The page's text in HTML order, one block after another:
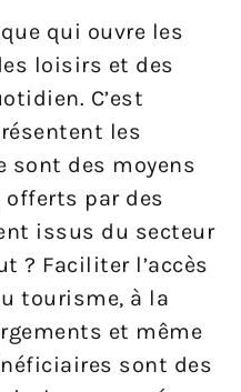
qui ouvre les
loisirs et des
C’est
les
sont des moyens
offerts par des
issus du secteur
? Faciliter l’accès
tourisme, à la
et même
sont des